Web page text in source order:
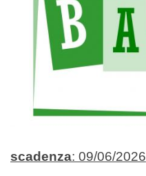
scadenza: 09/06/2026